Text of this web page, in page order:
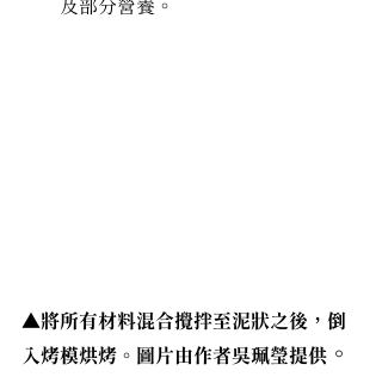
及部分營養。
▲將所有材料混合攪拌至泥狀之後，倒
入烤模烘烤。圖片由作者吳珮瑩提供 。